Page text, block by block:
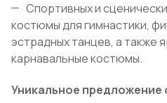
Спортивных и
костюмы для гимнастики,
эстрадных танцев, а также
карнавальные костюмы.
Уникальное предложение